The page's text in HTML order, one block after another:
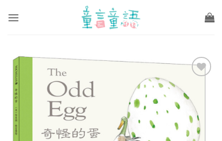
wishlist